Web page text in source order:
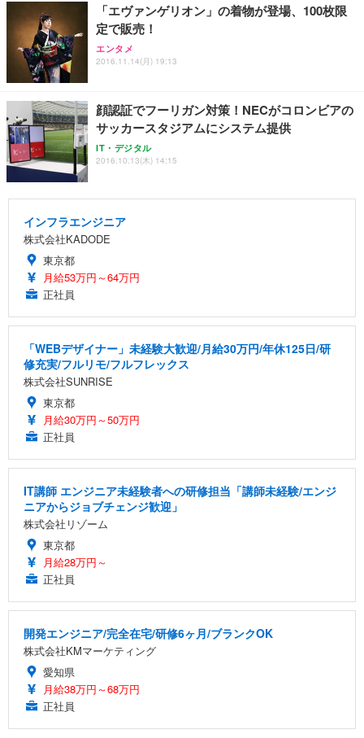
「エヴァンゲリオン」の着物が登場、100枚限
定で販売！
エンタメ
2016.11.14(月) 19:13
顔認証でフーリガン対策！NECがコロンビアの
サッカースタジアムにシステム提供
IT・デジタル
2016.10.13(木) 14:15
インフラエンジニア
株式会社KADODE
東京都
月給53万円～64万円
正社員
「WEBデザイナー」未経験大歓迎/月給30万円/年休125日/研
修充実/フルリモ/フルフレックス
株式会社SUNRISE
東京都
月給30万円～50万円
正社員
IT講師 エンジニア未経験者への研修担当「講師未経験/エンジ
ニアからジョブチェンジ歓迎」
株式会社リゾーム
東京都
月給28万円～
正社員
開発エンジニア/完全在宅/研修6ヶ月/ブランクOK
株式会社KMマーケティング
愛知県
月給38万円～68万円
正社員